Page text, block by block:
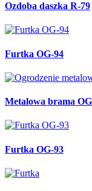
Ozdoba daszka R-79
Furtka OG-94
Metalowa brama
Furtka OG-93